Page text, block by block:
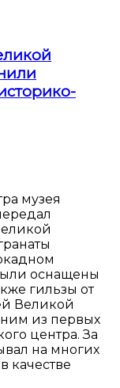
музея
оснащены
гильзы от
Великой
из первых
центра. За
на многих
качестве